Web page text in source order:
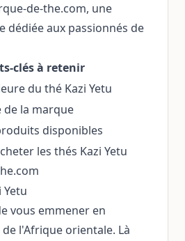
de-the.com, une
dédiée aux passionnés de
clés à retenir
du thé Kazi Yetu
de la marque
disponibles
les thés Kazi Yetu
Yetu
vous emmener en
l'Afrique orientale. Là